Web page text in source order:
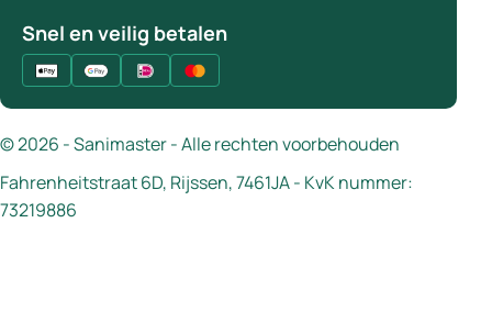
Snel en veilig betalen
© 2026 - Sanimaster - Alle rechten voorbehouden
Fahrenheitstraat 6D, Rijssen, 7461JA - KvK nummer:
73219886